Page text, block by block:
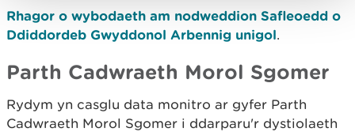
Rhagor o wybodaeth am nodweddion Safleoedd o
Ddiddordeb Gwyddonol Arbennig unigol.
Parth Cadwraeth Morol Sgomer
Rydym yn casglu data monitro ar gyfer Parth
Cadwraeth Morol Sgomer i ddarparu'r dystiolaeth